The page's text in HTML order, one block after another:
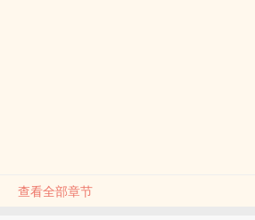
来了几车的人，将她抬走了。
，几百家医院还等着她继承呢！”后来一发
医！”
查看全部章节